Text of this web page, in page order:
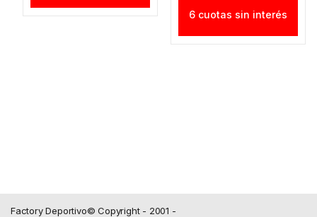
6 cuotas sin interés
Factory Deportivo© Copyright - 2001 -